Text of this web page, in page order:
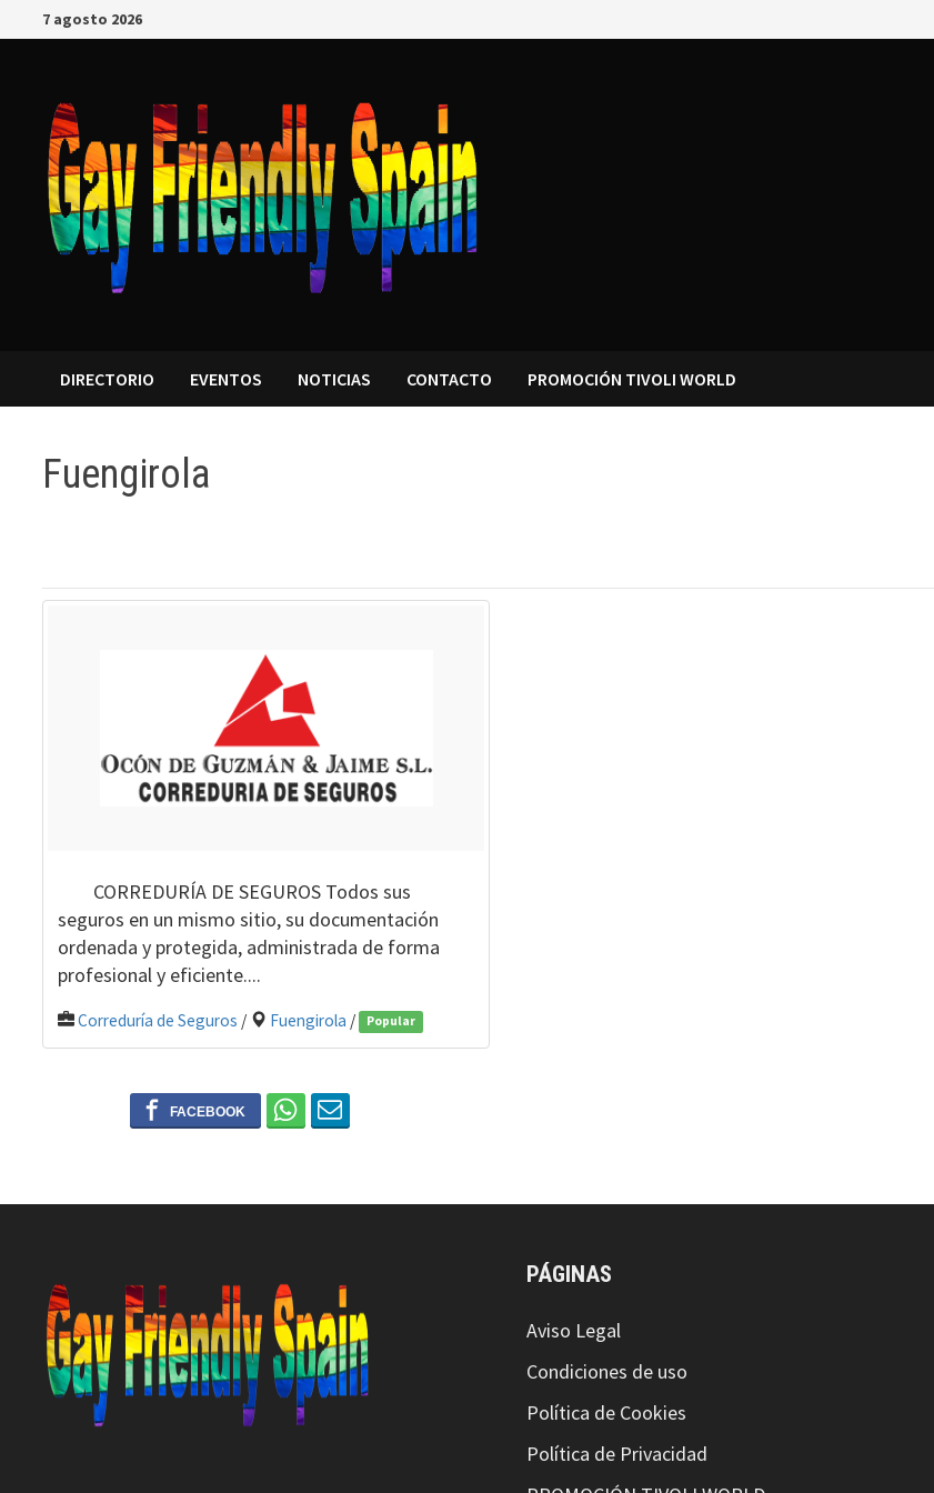
7 agosto 2026
DIRECTORIO EVENTOS NOTICIAS CONTACTO PROMOCIÓN TIVOLI WORLD
Fuengirola
CORREDURÍA DE SEGUROS Todos sus
seguros en un mismo sitio, su documentación
ordenada y protegida, administrada de forma
profesional y eficiente....
Correduría de Seguros / Fuengirola / Popular
PÁGINAS
Aviso Legal
Condiciones de uso
Política de Cookies
Política de Privacidad